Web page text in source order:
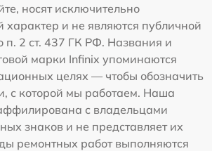
носят исключительно
характер и не являются публичной
п. 2 ст. 437 ГК РФ. Названия и
марки Infinix упоминаются
целях — чтобы обозначить
с которой мы работаем. Наша
с владельцами
знаков и не представляет их
ремонтных работ выполняются